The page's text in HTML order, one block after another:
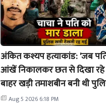
अंकित कश्यप हत्याकांड: 'जब
आंखें निकालकर छत से दिखा
बाहर खड़ी तमाशबीन बनी थी पुलिस'
श्वेता यादव का छलका दर्द
Aug 5 2026 6:18 PM